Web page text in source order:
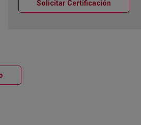
Solicitar Certificación